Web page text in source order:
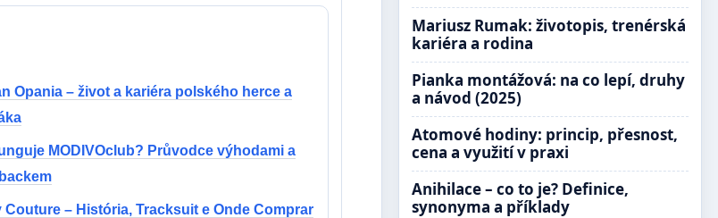
Opania – život a kariéra polského herce a
MODIVOclub? Průvodce výhodami a
Couture – História, Tracksuit e Onde Comprar
Mariusz Rumak: životopis, trenérská
kariéra a rodina
Pianka montážová: na co lepí, druhy
a návod (2025)
Atomové hodiny: princip, přesnost,
cena a využití v praxi
Anihilace – co to je? Definice,
synonyma a příklady